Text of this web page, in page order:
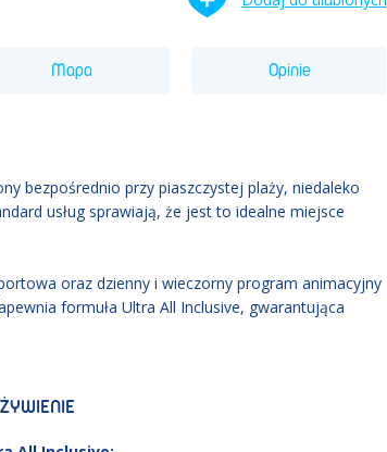
Mapa Opinie
bezpośrednio przy piaszczystej plaży, niedaleko
usług sprawiają, że jest to idealne miejsce
oraz dzienny i wieczorny program animacyjny
formuła Ultra All Inclusive, gwarantująca